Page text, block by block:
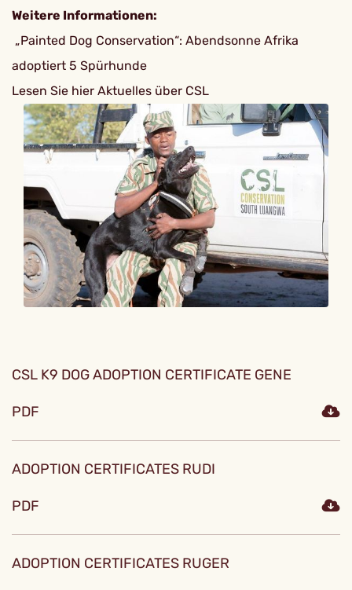
Weitere Informationen:
„Painted Dog Conservation“: Abendsonne Afrika
adoptiert 5 Spürhunde
Lesen Sie hier Aktuelles über CSL
CSL K9 DOG ADOPTION CERTIFICATE GENE
PDF
ADOPTION CERTIFICATES RUDI
PDF
ADOPTION CERTIFICATES RUGER